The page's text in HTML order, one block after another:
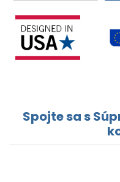
Spojte sa s